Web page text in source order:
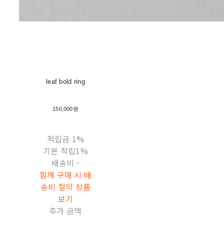
leaf bold ring
150,000원
적립금 1%
기본 적립1%
배송비 -
함께 구매 시 배
송비 절약 상품
보기
추가 금액